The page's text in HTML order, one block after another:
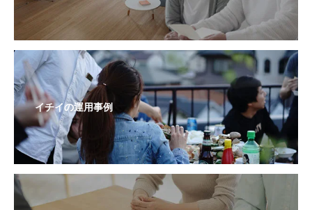
イチイの運用事例